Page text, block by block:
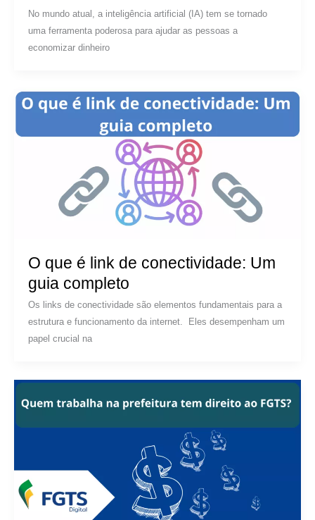
No mundo atual, a inteligência artificial (IA) tem se tornado
uma ferramenta poderosa para ajudar as pessoas a
economizar dinheiro
O que é link de conectividade: Um
guia completo
Os links de conectividade são elementos fundamentais para a
estrutura e funcionamento da internet. Eles desempenham um
papel crucial na